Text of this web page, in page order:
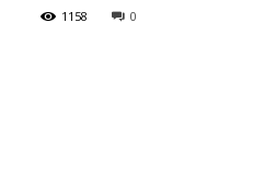
0
1158